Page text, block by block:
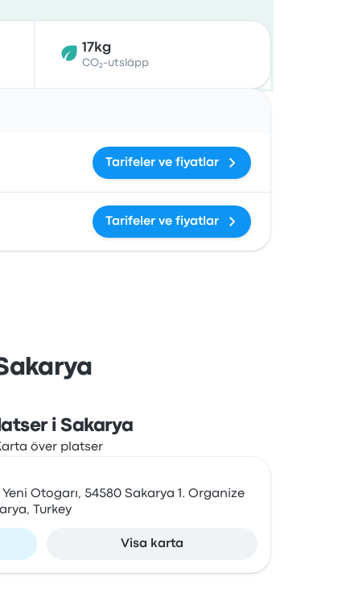
17kg
CO₂-utsläpp
Tarifeler ve fiyatlar
Tarifeler ve fiyatlar
i Sakarya
Otogarı, 54580 Sakarya 1. Organize
Turkey
Visa karta